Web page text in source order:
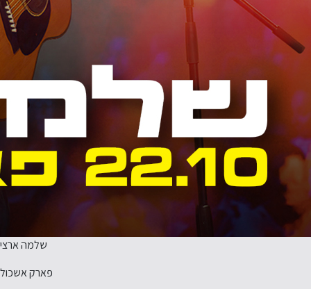
שלמה ארצי
פארק אשכול